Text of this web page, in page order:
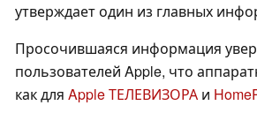
утверждает один из главных
Просочившаяся информация
пользователей Apple, что
как для Apple ТЕЛЕВИЗОРА и